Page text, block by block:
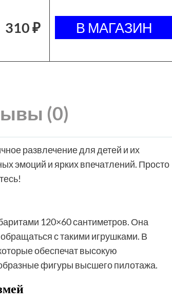
310 ₽
(0)
развлечение для детей и их
эмоций и ярких впечатлений. Просто
120×60 сантиметров. Она
с такими игрушками. В
обеспечат высокую
фигуры высшего пилотажа.